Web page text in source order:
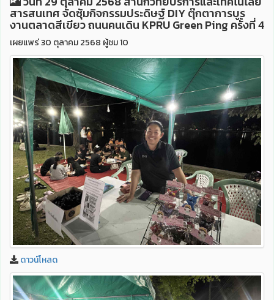
สารสนเทศ จัดซุ้มกิจกรรมประดิษฐ์ DIY ตุ๊กตาการบูร
งานตลาดสีเขียว ถนนคนเดิน KPRU Green Ping ครั้งที่ 4
เผยแพร่ 30 ตุลาคม 2568 ผู้ชม 10
ดาวน์โหลด